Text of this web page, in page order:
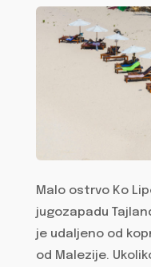
Malo ostrvo Ko
jugozapadu
je udaljeno od
od Malezije.